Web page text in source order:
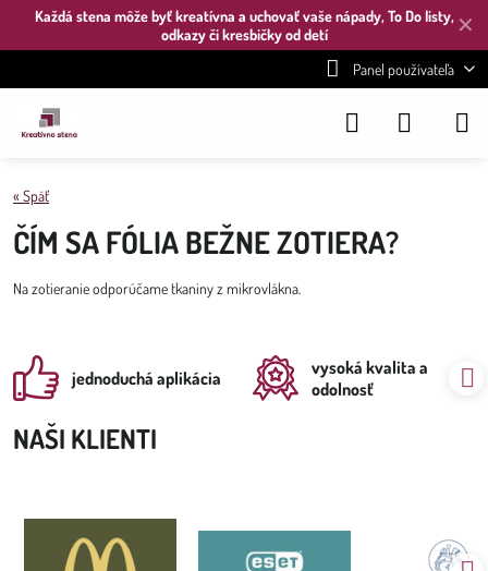
✕
Každá stena môže byť kreatívna a uchovať vaše nápady, To Do listy,
odkazy či kresbičky od detí
Panel používateľa
« Späť
ČÍM SA FÓLIA BEŽNE ZOTIERA?
Na zotieranie odporúčame tkaniny z mikrovlákna.
jednoduchá aplikácia
vysoká kvalita a
odolnosť
NAŠI KLIENTI